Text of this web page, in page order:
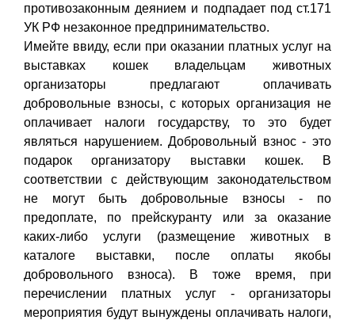
противозаконным деянием и подпадает под ст.171
УК РФ незаконное предпринимательство.
Имейте ввиду, если при оказании платных услуг на
выставках кошек владельцам животных
организаторы предлагают оплачивать
добровольные взносы, с которых организация не
оплачивает налоги государству, то это будет
являться нарушением. Добровольный взнос - это
подарок организатору выставки кошек. В
соответствии с действующим законодательством
не могут быть добровольные взносы - по
предоплате, по прейскуранту или за оказание
каких-либо услуги (размещение животных в
каталоге выставки, после оплаты якобы
добровольного взноса). В тоже время, при
перечислении платных услуг - организаторы
мероприятия будут вынуждены оплачивать налоги,